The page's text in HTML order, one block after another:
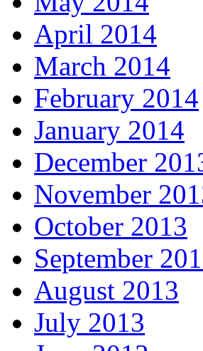
April 2014
March 2014
February 2014
January 2014
December
November
October 2013
September
August 2013
July 2013